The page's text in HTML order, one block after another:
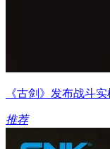
《古剑》发布战斗
推荐